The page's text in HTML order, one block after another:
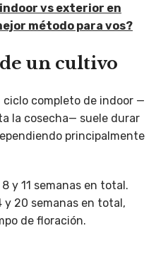
vs exterior en
método para vos?
un cultivo
ciclo completo de indoor —
la cosecha— suele durar
principalmente
y 11 semanas en total.
y 20 semanas en total,
de floración.